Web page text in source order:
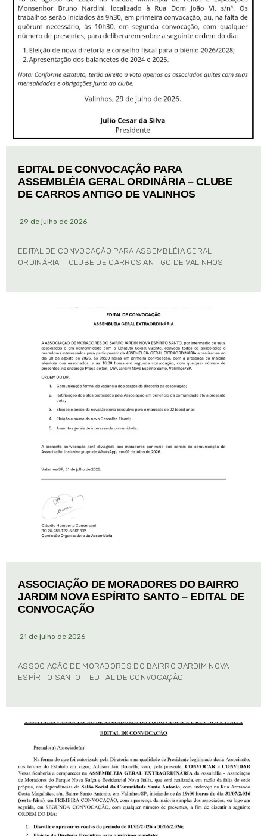
EDITAL DE CONVOCAÇÃO PARA
ASSEMBLÉIA GERAL ORDINÁRIA – CLUBE
DE CARROS ANTIGO DE VALINHOS
29 de julho de 2026
EDITAL DE CONVOCAÇÃO PARA ASSEMBLÉIA GERAL
ORDINÁRIA – CLUBE DE CARROS ANTIGO DE VALINHOS
ASSOCIAÇÃO DE MORADORES DO BAIRRO
JARDIM NOVA ESPÍRITO SANTO – EDITAL DE
CONVOCAÇÃO
21 de julho de 2026
ASSOCIAÇÃO DE MORADORES DO BAIRRO JARDIM NOVA
ESPÍRITO SANTO – EDITAL DE CONVOCAÇÃO